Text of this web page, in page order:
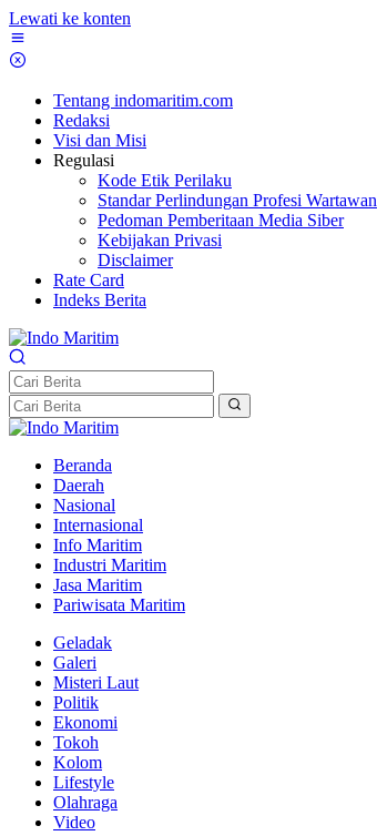
Lewati ke konten
Tentang indomaritim.com
Redaksi
Visi dan Misi
Regulasi
Kode Etik Perilaku
Standar Perlindungan Profesi Wartawan
Pedoman Pemberitaan Media Siber
Kebijakan Privasi
Disclaimer
Rate Card
Indeks Berita
Beranda
Daerah
Nasional
Internasional
Info Maritim
Industri Maritim
Jasa Maritim
Pariwisata Maritim
Geladak
Galeri
Misteri Laut
Politik
Ekonomi
Tokoh
Kolom
Lifestyle
Olahraga
Video